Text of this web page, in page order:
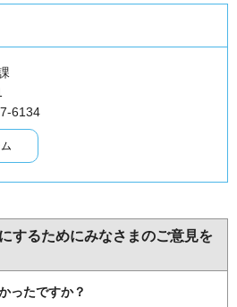
6134
するためにみなさまのご意見を
ったですか？